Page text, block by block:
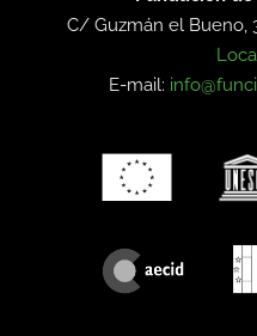
C/ Guzmán el Bueno,
E-mail: